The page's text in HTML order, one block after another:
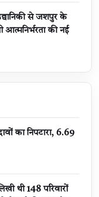
से जशपुर के
आत्मनिर्भरता की नई
का निपटारा, ₹6.69
थी 148 परिवारों